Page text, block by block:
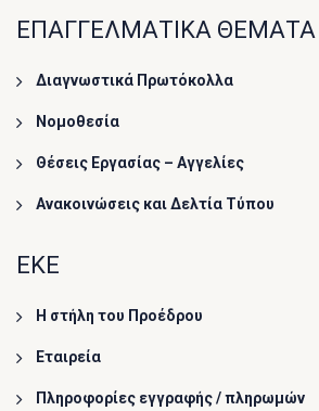
ΕΠΑΓΓΕΛΜΑΤΙΚΑ ΘΕΜΑΤΑ
Διαγνωστικά Πρωτόκολλα
Νομοθεσία
Θέσεις Εργασίας – Αγγελίες
Ανακοινώσεις και Δελτία Τύπου
ΕΚΕ
Η στήλη του Προέδρου
Εταιρεία
Πληροφορίες εγγραφής / πληρωμών